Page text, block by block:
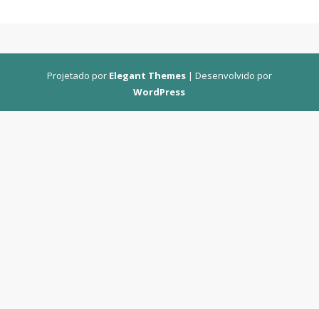
Projetado por Elegant Themes| Desenvolvido por
WordPress